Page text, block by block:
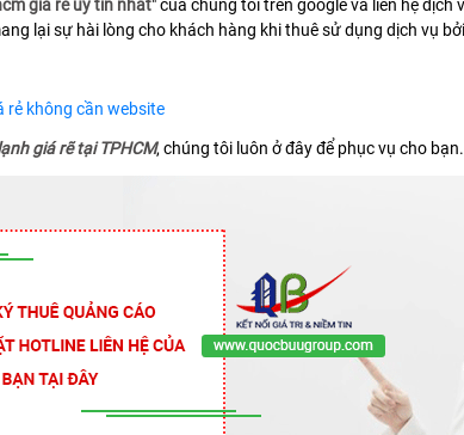
giá rẻ uy tín nhất" của chúng tôi trên google và liên hệ
lại sự hài lòng cho khách hàng khi thuê sử dụng dịch vụ
rẻ không cần website
giá rẽ tại TPHCM, chúng tôi luôn ở đây để phục vụ cho bạn.